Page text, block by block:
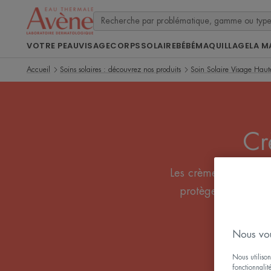
VOTRE PEAUVISAGECORPSSOLAIREBÉBÉMAQUILLAGELA
Accueil Soins solaires : découvrez nos produits Soin Solaire Visage
Les crèmes solaires
protègent la peau.
Nous
Nous